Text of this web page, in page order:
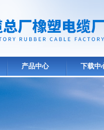
产品中心 下载中